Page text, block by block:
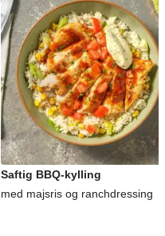
Saftig BBQ-kylling
med majsris og ranchdressing